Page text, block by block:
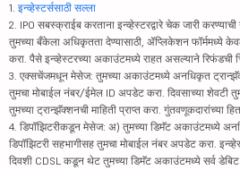
1. इन्व्हेस्टर्ससाठी सल्ला
2. IPO सबस्क्राईब करताना इन्व्हेस्टरद्वारे चेक जारी
तुमच्या बँकेला अधिकृतता देण्यासाठी, ॲप्लिकेशन फॉर्ममध्ये
करा. पैसे इन्व्हेस्टरच्या अकाउंटमध्ये राहत असल्याने रिफंडची
3. एक्सचेंजमधून मेसेज: तुमच्या अकाउंटमध्ये अनधिकृत
तुमचा मोबाईल नंबर/ईमेल ID अपडेट करा. दिवसाच्या शेवटी
तुमच्या ट्रान्झॅक्शनची माहिती प्राप्त करा. गुंतवणूकदारांच्या
4. डिपॉझिटरीकडून मेसेज: अ) तुमच्या डिमॅट अकाउंटमध्ये
डिपॉझिटरी सहभागीसह तुमचा मोबाईल नंबर अपडेट करा.
दिवशी CDSL कडून थेट तुमच्या डिमॅट अकाउंटमध्ये सर्व डेबिट